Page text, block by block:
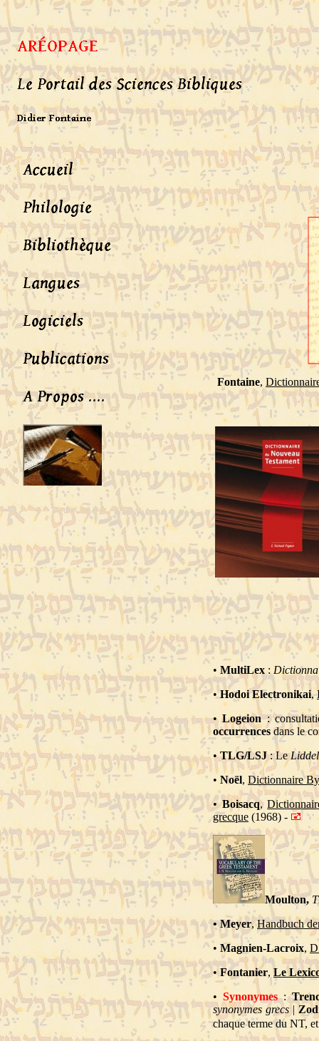
Fontaine,
• MultiLex:
•Hodoi Electronikai,
•Logeion:
occurrencesdans le
•TLG/LSJ: Le
• Noël, Dictionnaire
•Boisacq,
grecque (1968) -
Moulton,
• Meyer,Handbuch
• Magnien-Lacroix,
•Fontanier, Le
•Synonymes:
synonymes grecs |
chaque terme du NT,